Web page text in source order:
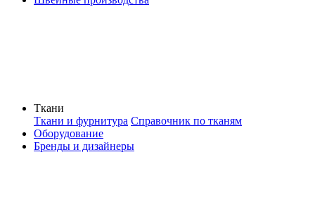
Ткани
Ткани и фурнитура Справочник по тканям
Оборудование
Бренды и дизайнеры